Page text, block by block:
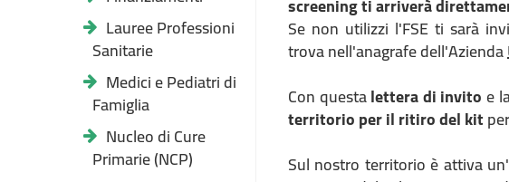
Lauree Professioni
Sanitarie
Medici e Pediatri di
Famiglia
Nucleo di Cure
Primarie (NCP)
Se non utilizzi l'FSE ti sarà
trova nell'anagrafe dell'Azienda
Con questalettera di invitoe
territorio per il ritiro del kit
Sul nostro territorio è attiva